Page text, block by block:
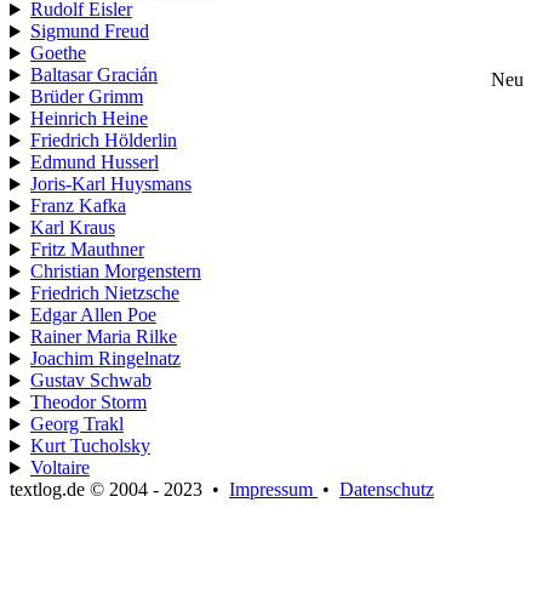
Rudolf Eisler
Sigmund Freud
Goethe
Baltasar Gracián
Neu
Brüder Grimm
Heinrich Heine
Friedrich Hölderlin
Edmund Husserl
Joris-Karl Huysmans
Franz Kafka
Karl Kraus
Fritz Mauthner
Christian Morgenstern
Friedrich Nietzsche
Edgar Allen Poe
Rainer Maria Rilke
Joachim Ringelnatz
Gustav Schwab
Theodor Storm
Georg Trakl
Kurt Tucholsky
Voltaire
textlog.de © 2004 - 2023 • Impressum • Datenschutz